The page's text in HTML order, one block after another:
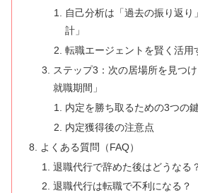
自己分析は「過去の振り返り
計」
転職エージェントを賢く活用
ステップ3：次の居場所を見つ
就職期間」
内定を勝ち取るための3つの鍵
内定獲得後の注意点
よくある質問（FAQ）
退職代行で辞めた後はどうなる
退職代行は転職で不利になる？